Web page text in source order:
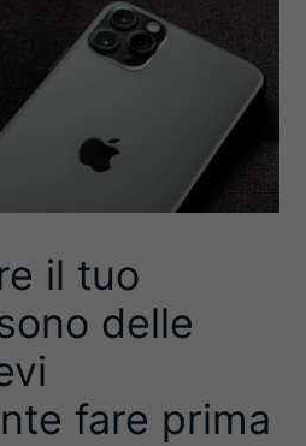
il tuo
delle
fare prima